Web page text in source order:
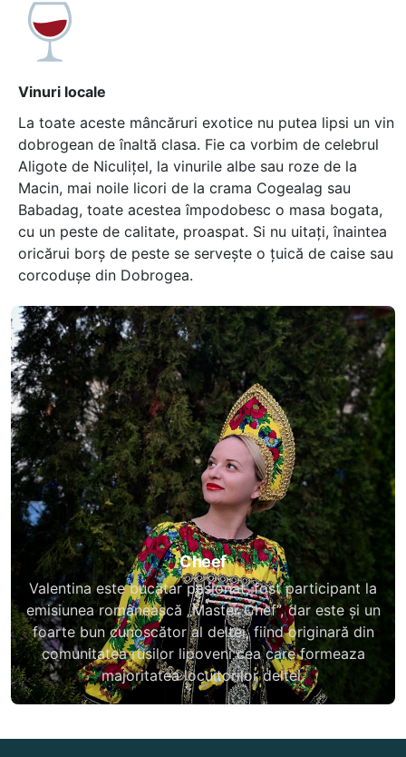
Vinuri locale
La toate aceste mâncăruri exotice nu putea lipsi un vin
dobrogean de înaltă clasa. Fie ca vorbim de celebrul
Aligote de Niculițel, la vinurile albe sau roze de la
Macin, mai noile licori de la crama Cogealag sau
Babadag, toate acestea împodobesc o masa bogata,
cu un peste de calitate, proaspat. Si nu uitați, înaintea
oricărui borș de peste se servește o țuică de caise sau
corcodușe din Dobrogea.
Cheef
Valentina este bucătar pasionat, fost participant la
emisiunea românească „Master Chef”, dar este și un
foarte bun cunoscător al deltei, fiind originară din
comunitatea rusilor lipoveni cea care formeaza
majoritatea locuitorilor deltei.